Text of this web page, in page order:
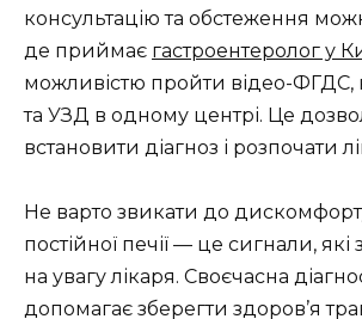
консультацію та обстеження
де приймає гастроентеролог у
можливістю пройти відео-ФГДС,
та УЗД в одному центрі. Це
встановити діагноз і розпочати
Не варто звикати до
постійної печії — це сигнали, які
на увагу лікаря. Своєчасна
допомагає зберегти здоров’я